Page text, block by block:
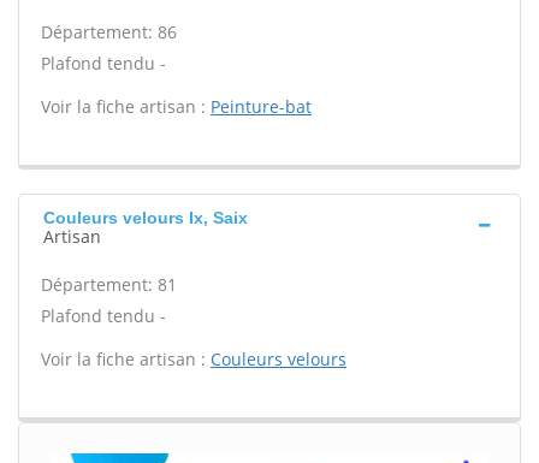
Département: 86
Plafond tendu -
Voir la fiche artisan : Peinture-bat
Couleurs velours Ix, Saix
Artisan
Département: 81
Plafond tendu -
Voir la fiche artisan : Couleurs velours